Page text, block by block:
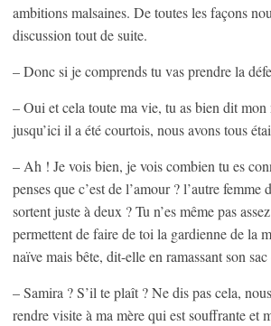
ambitions malsaines. De toutes les façons
discussion tout de suite.
– Donc si je comprends tu vas prendre la
– Oui et cela toute ma vie, tu as bien dit mon
jusqu’ici il a été courtois, nous avons tous
– Ah ! Je vois bien, je vois combien tu es
penses que c’est de l’amour ? l’autre femme
sortent juste à deux ? Tu n’es même pas
permettent de faire de toi la gardienne de la
naïve mais bête, dit-elle en ramassant son sac
– Samira ? S’il te plaît ? Ne dis pas cela,
rendre visite à ma mère qui est souffrante et